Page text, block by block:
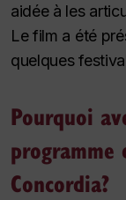
aidée à les
Le film a été
quelques
Pourquoi
programme
Concordia?